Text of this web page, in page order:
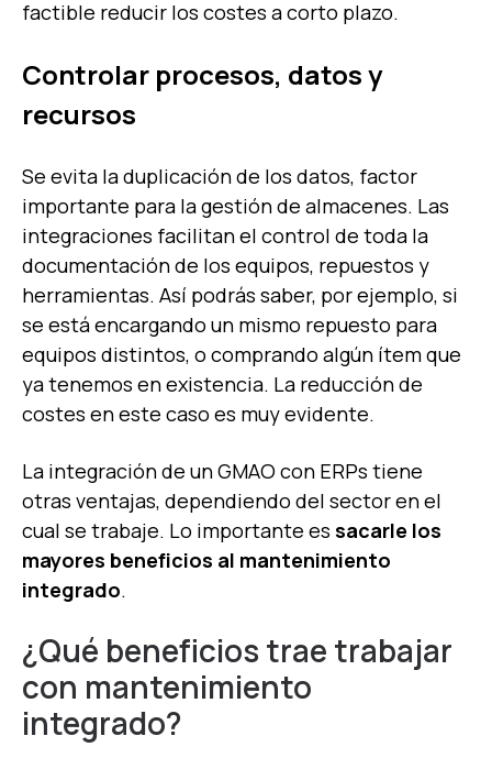
factible reducir los costes a corto plazo.
Controlar procesos, datos y
recursos
Se evita la duplicación de los datos, factor
importante para la gestión de almacenes. Las
integraciones facilitan el control de toda la
documentación de los equipos, repuestos y
herramientas. Así podrás saber, por ejemplo, si
se está encargando un mismo repuesto para
equipos distintos, o comprando algún ítem que
ya tenemos en existencia. La reducción de
costes en este caso es muy evidente.
La integraciónde unGMAO con ERPs tiene
otras ventajas, dependiendo del sectorenel
cual se trabaje. Lo importante es sacarle los
mayores beneficios al mantenimiento
integrado.
¿Qué beneficios trae trabajar
con mantenimiento
integrado?